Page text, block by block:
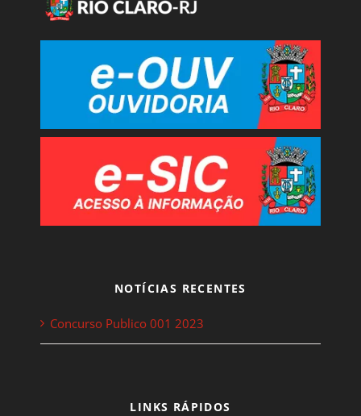
NOTÍCIAS RECENTES
Concurso Publico 001 2023
LINKS RÁPIDOS